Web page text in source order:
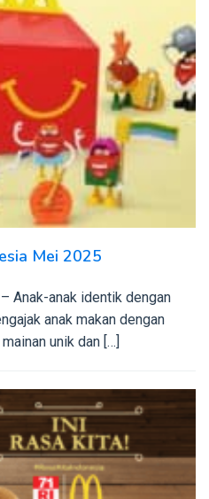
Mei 2025
Anak-anak identik dengan
anak makan dengan
unik dan […]